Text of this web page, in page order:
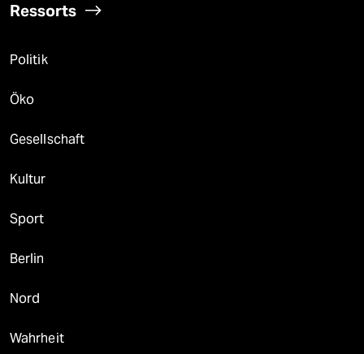
Ressorts
Politik
Öko
Gesellschaft
Kultur
Sport
Berlin
Nord
Wahrheit